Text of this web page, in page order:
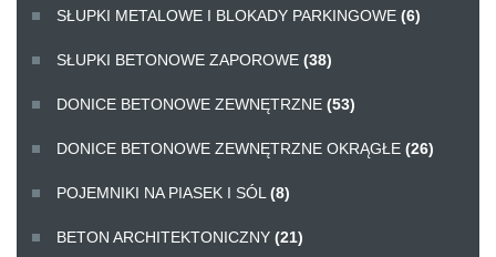
SŁUPKI METALOWE I BLOKADY PARKINGOWE (6)
SŁUPKI BETONOWE ZAPOROWE (38)
DONICE BETONOWE ZEWNĘTRZNE (53)
DONICE BETONOWE ZEWNĘTRZNE OKRĄGŁE (26)
POJEMNIKI NA PIASEK I SÓL (8)
BETON ARCHITEKTONICZNY (21)